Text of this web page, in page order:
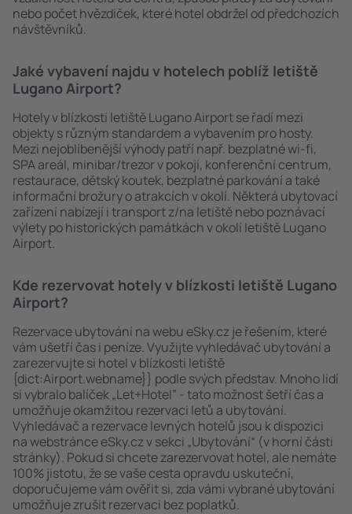
nebo počet hvězdiček, které hotel obdržel od předchozích
návštěvníků.
Jaké vybavení najdu v hotelech poblíž letiště
Lugano Airport?
Hotely v blízkosti letiště Lugano Airport se řadí mezi
objekty s různým standardem a vybavením pro hosty.
Mezi nejoblíbenější výhody patří např. bezplatné wi-fi,
SPA areál, minibar/trezor v pokoji, konferenční centrum,
restaurace, dětský koutek, bezplatné parkování a také
informační brožury o atrakcích v okolí. Některá ubytovací
zařízení nabízejí i transport z/na letiště nebo poznávací
výlety po historických památkách v okolí letiště Lugano
Airport.
Kde rezervovat hotely v blízkosti letiště Lugano
Airport?
Rezervace ubytování na webu eSky.cz je řešením, které
vám ušetří čas i peníze. Využijte vyhledávač ubytování a
zarezervujte si hotel v blízkosti letiště
{dict:Airport.webname}} podle svých představ. Mnoho lidí
si vybralo balíček „Let+Hotel” - tato možnost šetří čas a
umožňuje okamžitou rezervaci letů a ubytování.
Vyhledávač a rezervace levných hotelů jsou k dispozici
na webstránce eSky.cz v sekci „Ubytování“ (v horní části
stránky). Pokud si chcete zarezervovat hotel, ale nemáte
100% jistotu, že se vaše cesta opravdu uskuteční,
doporučujeme vám ověřit si, zda vámi vybrané ubytování
umožňuje zrušit rezervaci bez poplatků.